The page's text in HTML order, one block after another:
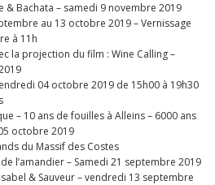
& Bachata – samedi 9 novembre 2019
au 13 octobre 2019 – Vernissage
à 11h
la projection du film : Wine Calling –
04 octobre 2019 de 15h00 à 19h30
– 10 ans de fouilles à Alleins – 6000 ans
octobre 2019
du Massif des Costes
l’amandier – Samedi 21 septembre 2019
& Sauveur – vendredi 13 septembre